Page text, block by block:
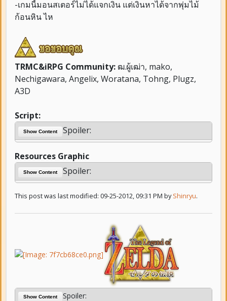
-เกมนี้มอนสเตอร์ไม่ได้แจกเงิน แต่เงินหาได้จากพุ่มไม้
ก้อนหิน ไห
TRMC&iRPG Community: ฒ.ผู้เฒ่า, mako,
Nechigawara, Angelix, Woratana, Tohng, Plugz,
A3D
Script:
Show Content Spoiler:
Resources Graphic
Show Content Spoiler:
This post was last modified: 09-25-2012, 09:31 PM byShinryu.
Show Content Spoiler: